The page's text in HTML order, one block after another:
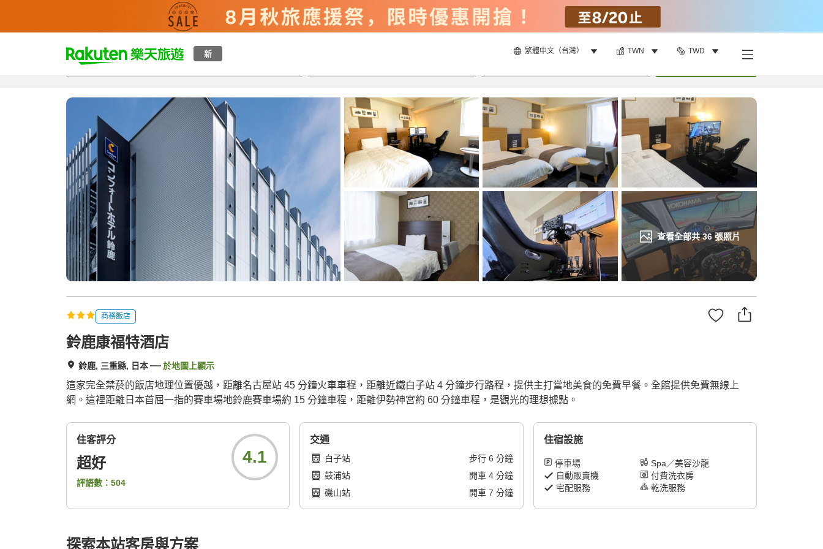
新 繁體中文（台灣） TWN TWD
t
p
a
e
r
c
h
查看全部共36張照片
總覽客房與方案評語特點設施
商務飯店
鈴鹿康福特酒店
鈴鹿, 三重縣, 日本 於地圖上顯示
這家完全禁菸的飯店地理位置優越，距離名古屋站 45 分鐘火車車程，距離近鐵白子站 4 分鐘步行路程，提供主打當地美食的免費早餐。全館提供免費無線上
網。這裡距離日本首屈一指的賽車場地鈴鹿賽車場約 15 分鐘車程，距離伊勢神宮約 60 分鐘車程，是觀光的理想據點。
住客評分
超好
評語數： 504
4.1
交通
白子站 步行 6 分鐘
鼓浦站
開車 4分鐘
磯山站
開車 7 分鐘
住宿設施
停車場
Spa／美容沙龍
自動販賣機
付費洗衣房
宅配服務
乾洗服務
探索本站客房與方案